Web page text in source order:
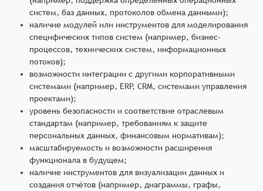
систем, баз данных, протоколов обмена данными);
наличие модулей или инструментов для моделирования
специфических типов систем (например, бизнес-
процессов, технических систем, информационных
потоков);
возможности интеграции с другими корпоративными
системами (например, ERP, CRM, системами управления
проектами);
уровень безопасности и соответствие отраслевым
стандартам (например, требованиям к защите
персональных данных, финансовым нормативам);
масштабируемость и возможности расширения
функционала в будущем;
наличие инструментов для визуализации данных и
создания отчётов (например, диаграммы, графы,